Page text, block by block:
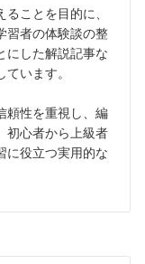
ことを目的に、
習者の体験談の整
にした解説記事な
います。
頼性を重視し、編
初心者から上級者
に役立つ実用的な